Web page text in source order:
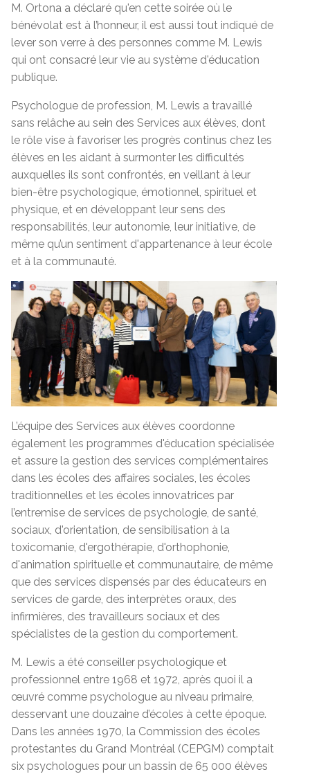
M. Ortona a déclaré qu'en cette soirée où le
bénévolat est à l’honneur, il est aussi tout indiqué de
lever son verre à des personnes comme M. Lewis
qui ont consacré leur vie au système d'éducation
publique.
Psychologue de profession, M. Lewis a travaillé
sans relâche au sein des Services aux élèves, dont
le rôle vise à favoriser les progrès continus chez les
élèves en les aidant à surmonter les difficultés
auxquelles ils sont confrontés, en veillant à leur
bien-être psychologique, émotionnel, spirituel et
physique, et en développant leur sens des
responsabilités, leur autonomie, leur initiative, de
même qu’un sentiment d'appartenance à leur école
et à la communauté.
L’équipe des Services aux élèves coordonne
également les programmes d'éducation spécialisée
et assure la gestion des services complémentaires
dans les écoles des affaires sociales, les écoles
traditionnelles et les écoles innovatrices par
l’entremise de services de psychologie, de santé,
sociaux, d'orientation, de sensibilisation à la
toxicomanie, d'ergothérapie, d'orthophonie,
d'animation spirituelle et communautaire, de même
que des services dispensés par des éducateurs en
services de garde, des interprètes oraux, des
infirmières, des travailleurs sociaux et des
spécialistes de la gestion du comportement.
M. Lewis a été conseiller psychologique et
professionnel entre 1968 et 1972, après quoi il a
œuvré comme psychologue au niveau primaire,
desservant une douzaine d’écoles à cette époque.
Dans les années 1970, la Commission des écoles
protestantes du Grand Montréal (CEPGM) comptait
six psychologues pour un bassin de 65 000 élèves